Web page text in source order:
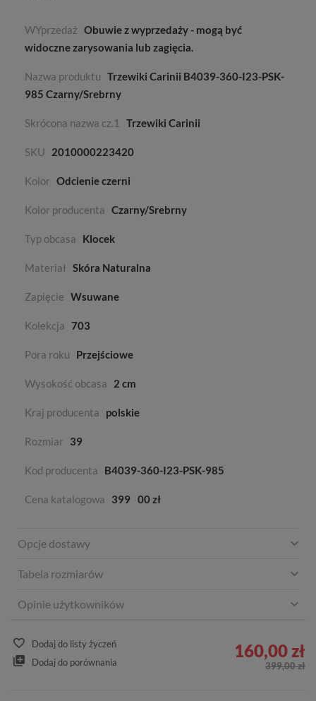
WYprzedaż Obuwie z wyprzedaży - mogą być
widoczne zarysowania lub zagięcia.
Nazwa produktu Trzewiki Carinii B4039-360-I23-PSK-
985 Czarny/Srebrny
Skrócona nazwa cz.1 Trzewiki Carinii
SKU 2010000223420
Kolor Odcienie czerni
Kolor producenta Czarny/Srebrny
Typ obcasa Klocek
Materiał Skóra Naturalna
Zapięcie Wsuwane
Kolekcja 703
Pora roku Przejściowe
Wysokość obcasa 2 cm
Kraj producenta polskie
Rozmiar 39
Kod producenta B4039-360-I23-PSK-985
Cena katalogowa 399 00 zł
Opcje dostawy
Tabela rozmiarów
Opinie użytkowników
Dodaj do listy życzeń
Dodaj do porównania
160,00 zł
399,00 zł